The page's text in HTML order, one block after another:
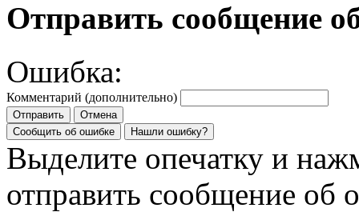
Отправить сообщение
Ошибка:
Комментарий (дополнительно)
Отправить
Отмена
Сообщить об ошибке
Нашли ошибку?
Выделите опечатку и
отправить сообщение об